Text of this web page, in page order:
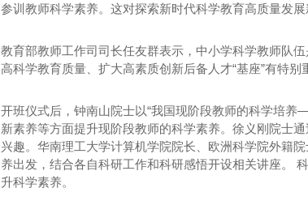
参训教师科学素养。这对探索新时代科学教育高质量发展
教育部教师工作司司长任友群表示，中小学科学教师队
高科学教育质量、扩大高素质创新后备人才“基座”有特别
开班仪式后，钟南山院士以“我国现阶段教师的科学培
新素养等方面提升现阶段教师的科学素养。徐义刚院士
兴趣。华南理工大学计算机学院院长、欧洲科学院外籍
养出发，结合各自科研工作和科研感悟开设相关讲座。
升科学素养。